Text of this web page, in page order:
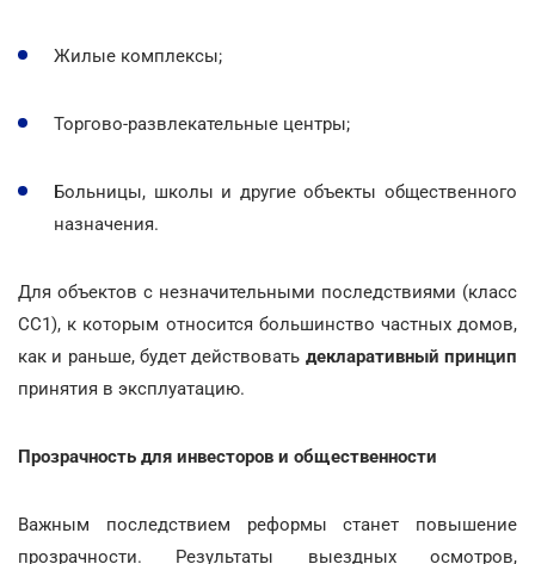
Жилые комплексы;
Торгово-развлекательные центры;
Больницы, школы и другие объекты общественного
назначения.
Для объектов с незначительными последствиями (класс
СС1), к которым относится большинство частных домов,
как и раньше, будет действовать декларативный принцип
принятия в эксплуатацию.
Прозрачность для инвесторов и общественности
Важным последствием реформы станет повышение
прозрачности. Результаты выездных осмотров,